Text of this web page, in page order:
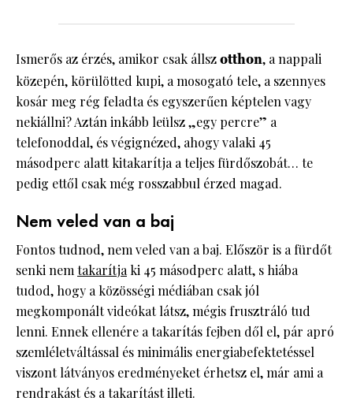
Ismerős az érzés, amikor csak állszotthon, a nappali
közepén, körülötted kupi, a mosogató tele, a szennyes
kosár meg rég feladta és egyszerűen képtelen vagy
nekiállni? Aztán inkább leülsz „egy percre” a
telefonoddal, és végignézed, ahogy valaki 45
másodperc alatt kitakarítja a teljes fürdőszobát… te
pedig ettől csak még rosszabbul érzed magad.
Nem veled van a baj
Fontos tudnod, nem veled van a baj. Először is a fürdőt
senki nemtakarítjaki 45 másodperc alatt, s hiába
tudod, hogy a közösségi médiában csak jól
megkomponált videókat látsz, mégis frusztráló tud
lenni. Ennek ellenére a takarítás fejben dől el, pár apró
szemléletváltással és minimális energiabefektetéssel
viszont látványos eredményeket érhetsz el, már ami a
rendrakást és a takarítást illeti.